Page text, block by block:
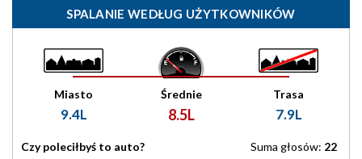
SPALANIE WEDŁUG UŻYTKOWNIKÓW
Miasto
9.4L
Średnie
8.5L
Trasa
7.9L
Czy poleciłbyś to auto? Suma głosów: 22